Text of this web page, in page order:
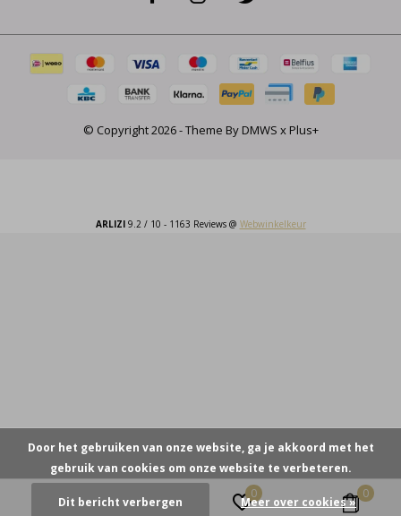
© Copyright2026- Theme ByDMWS xPlus+
0 0
ARLIZI9.2/ 10 - 1163 Reviews @ Webwinkelkeur
Door het gebruiken van onze website, ga je akkoord met het
gebruik van cookies om onze website te verbeteren.
Dit bericht verbergen Meer over cookies »